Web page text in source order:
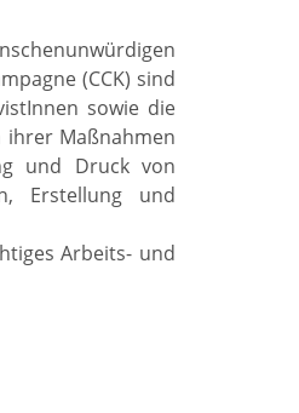
(CCK) sind
sowie die
ihrer Maßnahmen
und Druck von
Erstellung und
Arbeits- und